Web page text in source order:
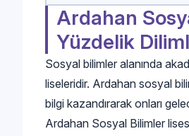
Ardahan
Yüzdelik
Sosyal bilimler alanında
liseleridir. Ardahan sosyal
bilgi kazandırarak onları
Ardahan Sosyal Bilimler